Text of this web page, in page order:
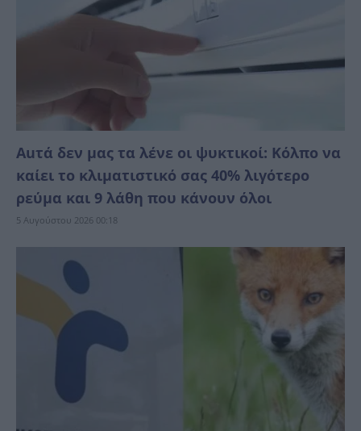
Αuτά δεν μας τα λένε οι ψυκτικοί: Κόλπο να
καίει το κλιματιστικό σας 40% λιγότερο
ρεύμα και 9 λάθη που κάνουν όλοι
5 Αυγούστου 2026 00:18